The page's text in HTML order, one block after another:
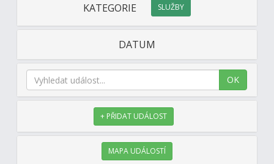
KATEGORIE SLUŽBY
DATUM
OK
+ PŘIDAT UDÁLOST
MAPA UDÁLOSTÍ